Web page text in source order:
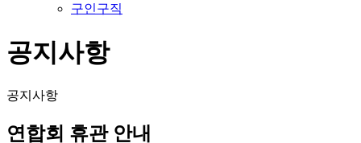
구인구직
공지사항
공지사항
연합회 휴관 안내